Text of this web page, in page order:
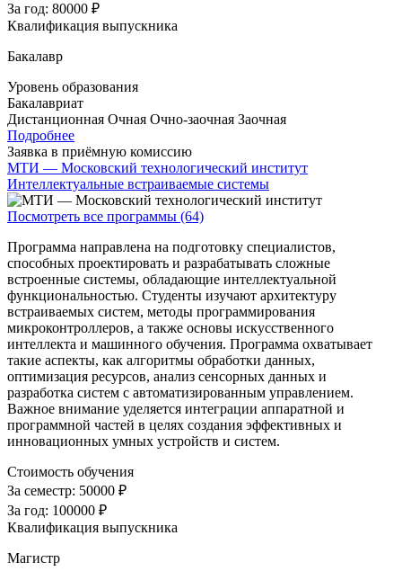
За год: 80000 ₽
Квалификация выпускника
Бакалавр
Уровень образования
Бакалавриат
Дистанционная Очная Очно-заочная Заочная
Подробнее
Заявка в приёмную комиссию
МТИ — Московский технологический институт
Интеллектуальные встраиваемые системы
Посмотреть все программы (64)
Программа направлена на подготовку специалистов,
способных проектировать и разрабатывать сложные
встроенные системы, обладающие интеллектуальной
функциональностью. Студенты изучают архитектуру
встраиваемых систем, методы программирования
микроконтроллеров, а также основы искусственного
интеллекта и машинного обучения. Программа охватывает
такие аспекты, как алгоритмы обработки данных,
оптимизация ресурсов, анализ сенсорных данных и
разработка систем с автоматизированным управлением.
Важное внимание уделяется интеграции аппаратной и
программной частей в целях создания эффективных и
инновационных умных устройств и систем.
Стоимость обучения
За семестр: 50000 ₽
За год: 100000 ₽
Квалификация выпускника
Магистр